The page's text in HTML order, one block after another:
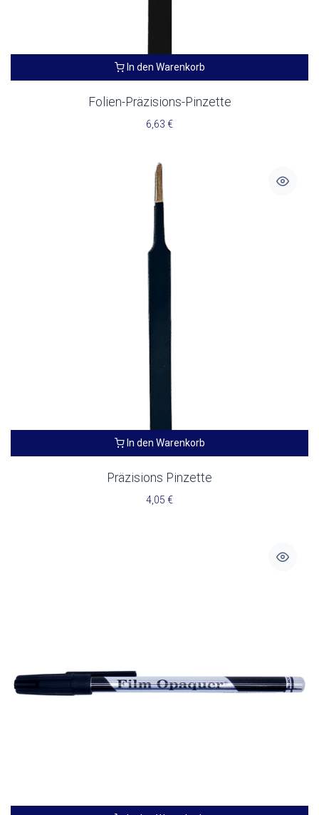
In den Warenkorb
Folien-Präzisions-Pinzette
6,63 €
In den Warenkorb
Präzisions Pinzette
4,05 €